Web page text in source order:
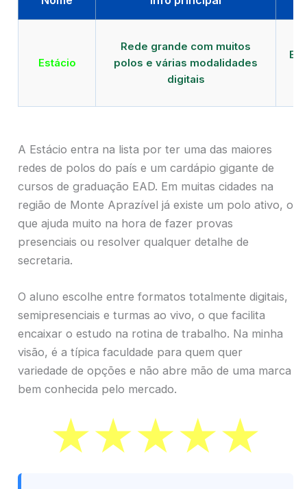
Estácio
Rede grande com muitos
polos e várias modalidades
digitais
A Estácio entra na lista por ter uma das maiores
redes de polos do país e um cardápio gigante de
cursos de graduação EAD. Em muitas cidades na
região de Monte Aprazível já existe um polo ativo, o
que ajuda muito na hora de fazer provas
presenciais ou resolver qualquer detalhe de
secretaria.
O aluno escolhe entre formatos totalmente digitais,
semipresenciais e turmas ao vivo, o que facilita
encaixar o estudo na rotina de trabalho. Na minha
visão, é a típica faculdade para quem quer
variedade de opções e não abre mão de uma marca
bem conhecida pelo mercado.